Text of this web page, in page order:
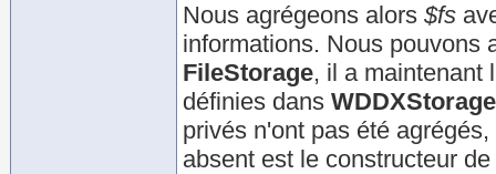
Nous agrégeons alors $fs
informations. Nous
FileStorage, il a maintenant
définies dans WDDXStorage
privés n'ont pas été
absent est le constructeur de